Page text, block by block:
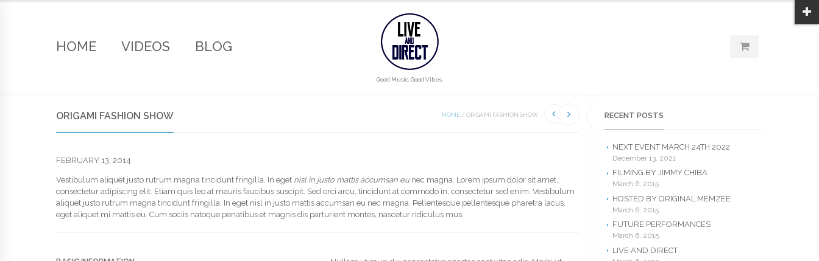
HOME VIDEOS BLOG
Good Music, Good Vibes
RECENT POSTS
NEXT EVENT MARCH 24TH 2022
December 13, 2021
FILMING BY JIMMY CHIBA
March 6, 2015
HOSTED BY ORIGINAL MEMZEE
March 6, 2015
FUTURE PERFORMANCES
March 6, 2015
LIVE AND DIRECT
HOME /ORIGAMI FASHION SHOW
ORIGAMI FASHION SHOW
FEBRUARY 13, 2014
Vestibulum aliquet justo rutrum magna tincidunt fringilla. In eget nisl in justo mattis accumsan eunec magna. Lorem ipsum dolor sit amet,
consectetur adipiscing elit. Etiam quis leo at mauris faucibus suscipit. Sed orci arcu, tincidunt at commodo in, consectetur sed enim. Vestibulum
aliquet justo rutrum magna tincidunt fringilla. In eget nisl in justo mattis accumsan eu nec magna. Pellentesque pellentesque pharetra lacus,
eget aliquet mi mattis eu. Cum sociis natoque penatibus et magnis dis parturient montes, nascetur ridiculus mus.